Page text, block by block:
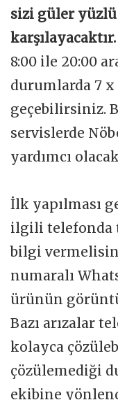
sizi güler
karşılayacaktır.
8:00 ile 20:00
durumlarda 7
geçebilirsiniz.
servislerde
yardımcı
İlk yapılması
ilgili telefonda
bilgi
numaralı
ürünün
Bazı arızalar
kolayca
çözülemediği
ekibine